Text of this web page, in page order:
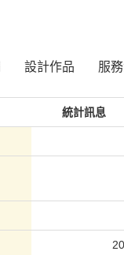
設計作品 服
統計訊息